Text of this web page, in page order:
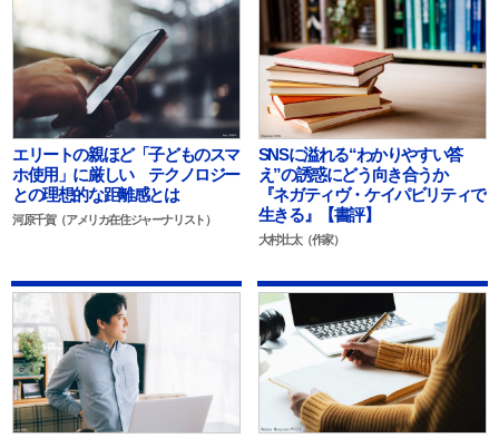
エリートの親ほど「子どものスマ
ホ使用」に厳しい テクノロジー
との理想的な距離感とは
河原千賀（アメリカ在住ジャーナリスト）
SNSに溢れる“わかりやすい答
え”の誘惑にどう向き合うか
『ネガティヴ・ケイパビリティで
生きる』【書評】
大村壮太（作家）